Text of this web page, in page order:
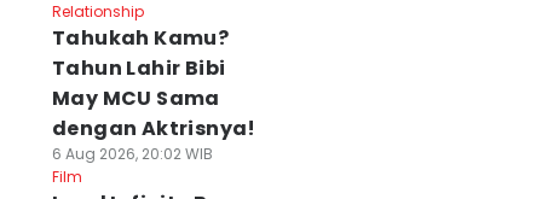
Relationship
Tahukah Kamu?
Tahun Lahir Bibi
May MCU Sama
dengan Aktrisnya!
6 Aug 2026, 20:02 WIB
Film